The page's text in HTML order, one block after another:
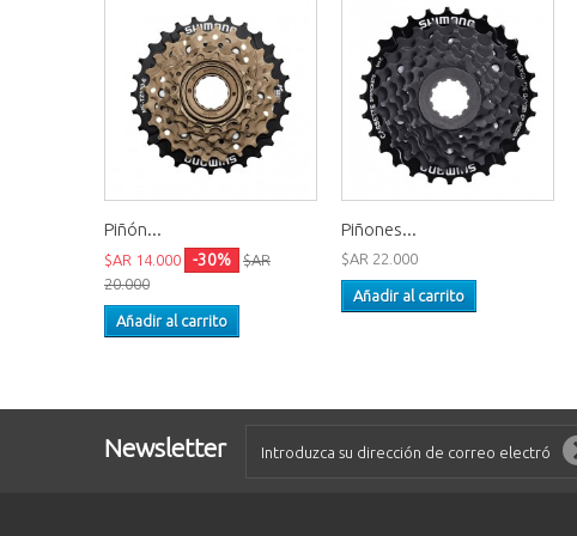
Piñón...
$AR 14.000 -30%
$AR
20.000
Añadir al carrito
Piñones...
$AR 22.000
Añadir al carrito
Newsletter